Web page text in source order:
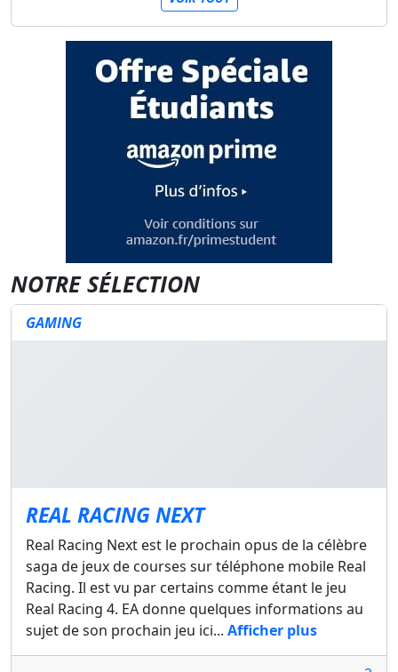
NOTRE SÉLECTION
GAMING
REAL RACING NEXT
Real Racing Next est le prochain opus de la célèbre
saga de jeux de courses sur téléphone mobile Real
Racing. Il est vu par certains comme étant le jeu
Real Racing 4. EA donne quelques informations au
sujet de son prochain jeu ici... Afficher plus